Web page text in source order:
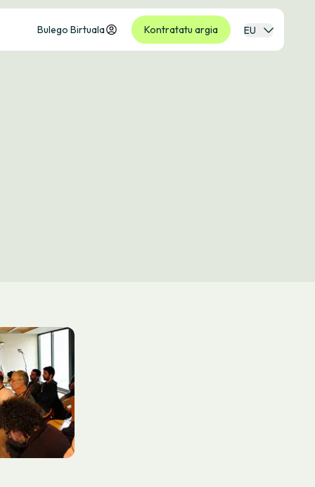
Bulego Birtuala Kontratatu argia EU